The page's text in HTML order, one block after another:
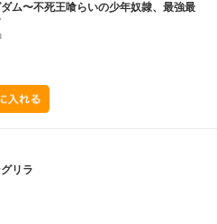
ム〜不死王喰らいの少年奴隷、最強最
リラ